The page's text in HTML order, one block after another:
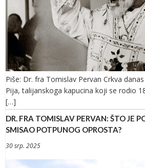
Piše: Dr. fra Tomislav Pervan Crkva
Pija, talijanskoga kapucina koji se rodio
[…]
DR. FRA TOMISLAV PERVAN: ŠTO JE
SMISAO POTPUNOG OPROSTA?
30 srp. 2025